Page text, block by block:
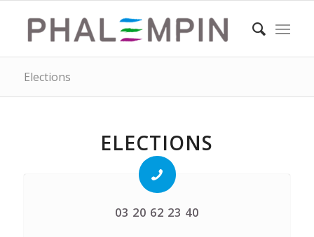
Elections
ELECTIONS
03 20 62 23 40